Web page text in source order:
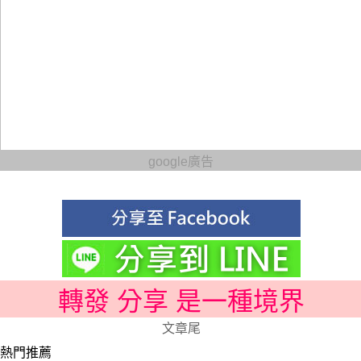
google廣告
轉發 分享 是一種境界
文章尾
熱門推薦